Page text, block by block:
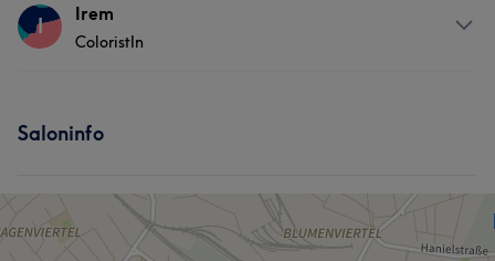
Services
I Irem
ColoristIn
Saloninfo